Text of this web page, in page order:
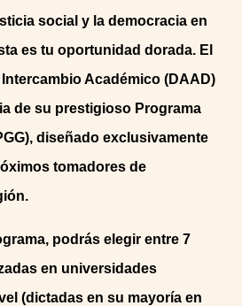
social y la democracia en
es tu oportunidad dorada. El
Académico (DAAD)
de su prestigioso Programa
diseñado exclusivamente
tomadores de
podrás elegir entre 7
en universidades
(dictadas en su mayoría en